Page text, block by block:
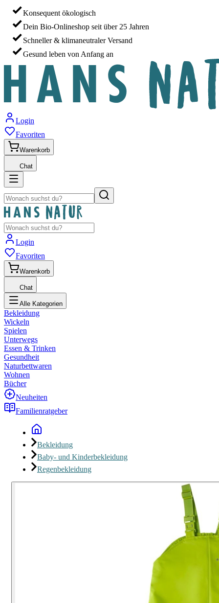
Konsequent ökologisch
Dein Bio-Onlineshop seit über 25 Jahren
Schneller & klimaneutraler Versand
Gesund leben von Anfang an
Login
Favoriten
Warenkorb
Chat
Login
Favoriten
Warenkorb
Chat
Alle Kategorien
Bekleidung
Wickeln
Spielen
Unterwegs
Essen & Trinken
Gesundheit
Naturbettwaren
Wohnen
Bücher
Neuheiten
Familienratgeber
Bekleidung
Baby- und Kinderbekleidung
Regenbekleidung